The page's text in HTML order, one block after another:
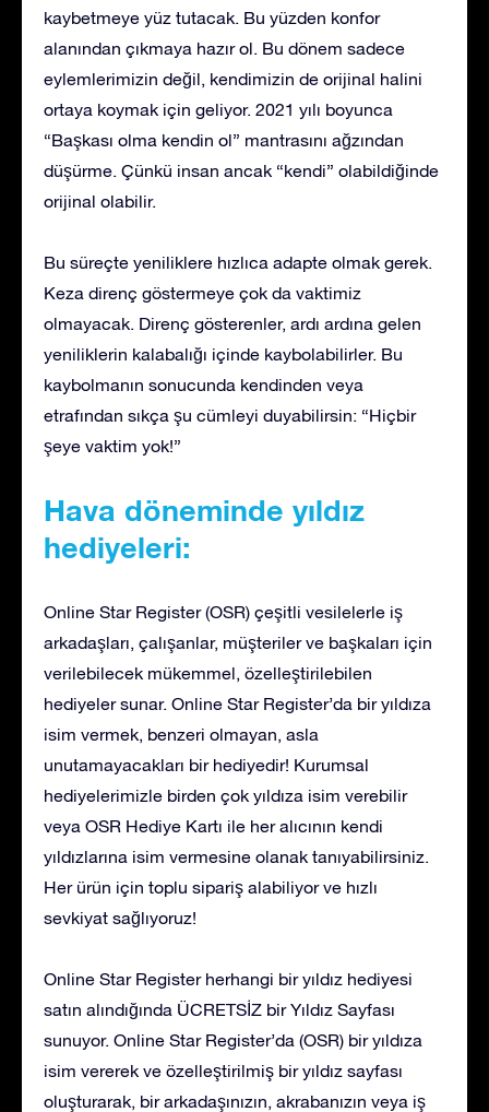
kaybetmeye yüz tutacak. Bu yüzden konfor
alanından çıkmaya hazır ol. Bu dönem sadece
eylemlerimizin değil, kendimizin de orijinal halini
ortaya koymak için geliyor. 2021 yılı boyunca
“Başkası olma kendin ol” mantrasını ağzından
düşürme. Çünkü insan ancak “kendi” olabildiğinde
orijinal olabilir.
Bu süreçte yeniliklere hızlıca adapte olmak gerek.
Keza direnç göstermeye çok da vaktimiz
olmayacak. Direnç gösterenler, ardı ardına gelen
yeniliklerin kalabalığı içinde kaybolabilirler. Bu
kaybolmanın sonucunda kendinden veya
etrafından sıkça şu cümleyi duyabilirsin: “Hiçbir
şeye vaktim yok!”
Hava döneminde yıldız
hediyeleri:
Online Star Register (OSR) çeşitli vesilelerle iş
arkadaşları, çalışanlar, müşteriler ve başkaları için
verilebilecek mükemmel, özelleştirilebilen
hediyeler sunar. Online Star Register’da bir yıldıza
isim vermek, benzeri olmayan, asla
unutamayacakları bir hediyedir! Kurumsal
hediyelerimizle birden çok yıldıza isim verebilir
veya OSR Hediye Kartı ile her alıcının kendi
yıldızlarına isim vermesine olanak tanıyabilirsiniz.
Her ürün için toplu sipariş alabiliyor ve hızlı
sevkiyat sağlıyoruz!
Online Star Register herhangi bir yıldız hediyesi
satın alındığında ÜCRETSİZ bir Yıldız Sayfası
sunuyor. Online Star Register’da (OSR) bir yıldıza
isim vererek ve özelleştirilmiş bir yıldız sayfası
oluşturarak, bir arkadaşınızın, akrabanızın veya iş